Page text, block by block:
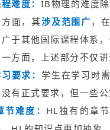
难度： IB物理的难度
面，其涉及范围广 ，在
于其他国际课程体系，
方面，上述部分不仅
要求： 学生在学习时
有正式要求，但一些
节难度： HL独有的章